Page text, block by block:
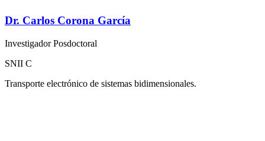
Dr. Carlos Corona García
Investigador Posdoctoral
SNII C
Transporte electrónico de sistemas bidimensionales.